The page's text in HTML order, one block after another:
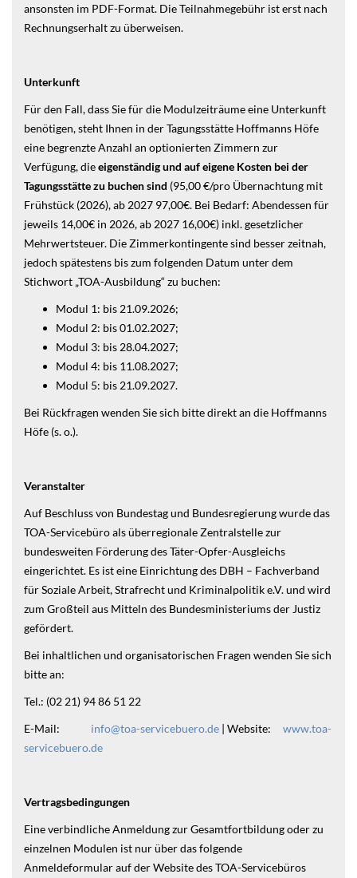
ansonsten im PDF-Format. Die Teilnahmegebühr ist erst nach
Rechnungserhalt zu überweisen.
Unterkunft
Für den Fall, dass Sie für die Modulzeiträume eine Unterkunft
benötigen, steht Ihnen in der Tagungsstätte Hoffmanns Höfe
eine begrenzte Anzahl an optionierten Zimmern zur
Verfügung, dieeigenständig und auf eigene Kosten bei der
Tagungsstätte zu buchen sind (95,00 €/pro Übernachtung mit
Frühstück (2026), ab 2027 97,00€. Bei Bedarf: Abendessen für
jeweils 14,00€ in 2026, ab 2027 16,00€) inkl. gesetzlicher
Mehrwertsteuer. Die Zimmerkontingente sind besser zeitnah,
jedoch spätestens bis zum folgenden Datum unter dem
Stichwort „TOA-Ausbildung“ zu buchen:
Modul 1: bis 21.09.2026;
Modul 2: bis 01.02.2027;
Modul 3: bis 28.04.2027;
Modul 4: bis 11.08.2027;
Modul 5: bis 21.09.2027.
Bei Rückfragen wenden Sie sich bitte direkt an die Hoffmanns
Höfe (s. o.).
Veranstalter
Auf Beschluss von Bundestag und Bundesregierung wurde das
TOA-Servicebüro als überregionale Zentralstelle zur
bundesweiten Förderung des Täter-Opfer-Ausgleichs
eingerichtet. Es ist eine Einrichtung des DBH – Fachverband
für Soziale Arbeit, Strafrecht und Kriminalpolitik e.V. und wird
zum Großteil aus Mitteln des Bundesministeriums der Justiz
gefördert.
Bei inhaltlichen und organisatorischen Fragen wenden Sie sich
bitte an:
Tel.: (02 21) 94 86 51 22
E-Mail: info@toa-servicebuero.de | Website: www.toa-
servicebuero.de
Vertragsbedingungen
Eine verbindliche Anmeldung zur Gesamtfortbildung oder zu
einzelnen Modulen ist nur über das folgende
Anmeldeformular auf der Website des TOA-Servicebüros